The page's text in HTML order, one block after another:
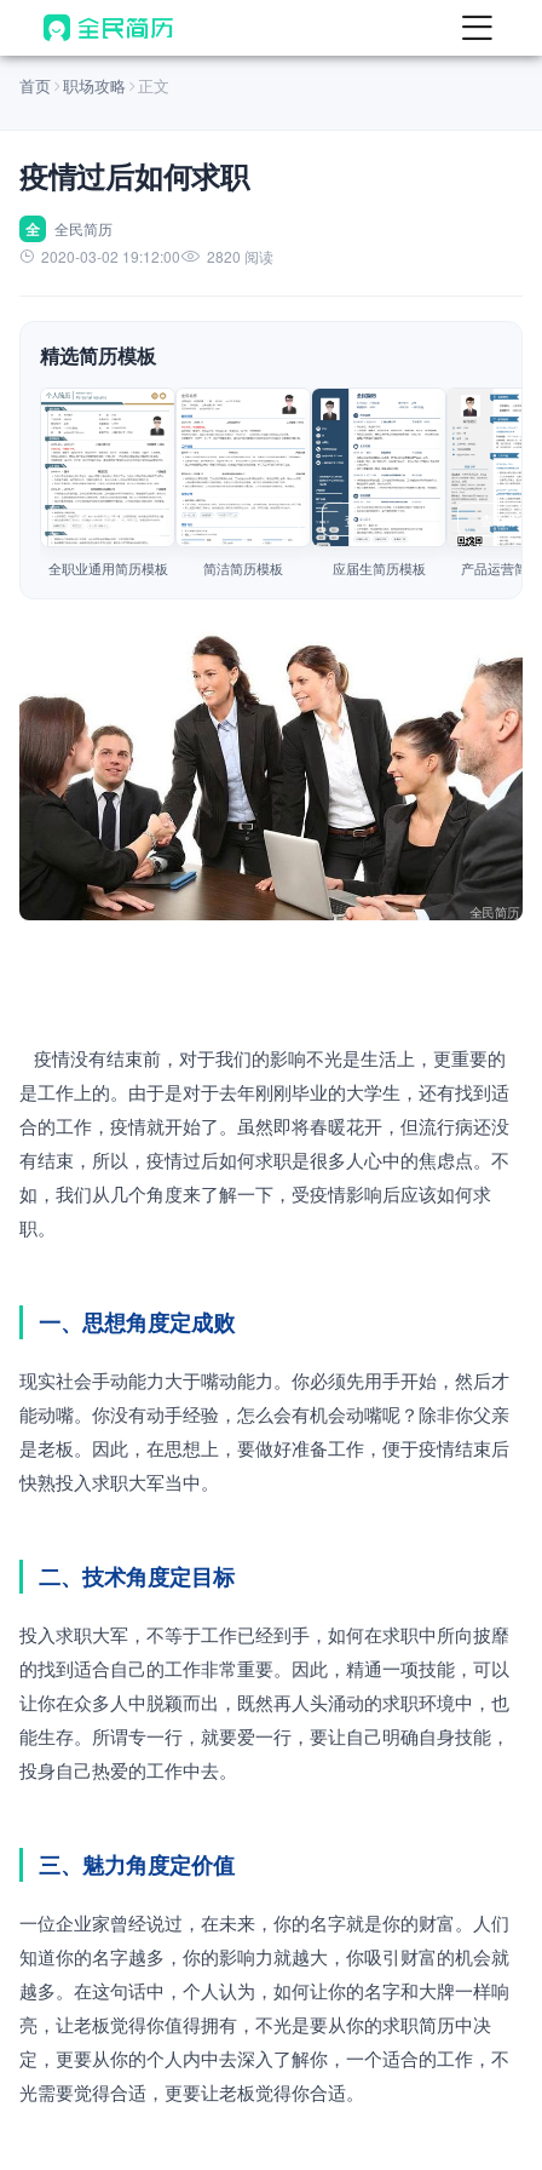
首页
AI 生成简历
AI 优化简历
AI 翻译简历
AI 模拟面试
面试自我介绍
AI 职场工具 New
简历模板
简历教程
首页 职场攻略 正文
疫情过后如何求职
全
全民简历
2020-03-02 19:12:00
2820 阅读
精选简历模板
查看模板
全职业通用简历模板
查看模板
简洁简历模板
查看模板
应届生简历模板
查看模板
产品运营简
是工作上的。由于是对于去年刚刚毕业的大学生，还有找到适
合的工作，疫情就开始了。虽然即将春暖花开，但流行病还没
有结束，所以，疫情过后如何求职是很多人心中的焦虑点。不
如，我们从几个角度来了解一下，受疫情影响后应该如何求
职。
一、思想角度定成败
现实社会手动能力大于嘴动能力。你必须先用手开始，然后才
能动嘴。你没有动手经验，怎么会有机会动嘴呢？除非你父亲
是老板。因此，在思想上，要做好准备工作，便于疫情结束后
快熟投入求职大军当中。
二、技术角度定目标
投入求职大军，不等于工作已经到手，如何在求职中所向披靡
的找到适合自己的工作非常重要。因此，精通一项技能，可以
让你在众多人中脱颖而出，既然再人头涌动的求职环境中，也
能生存。所谓专一行，就要爱一行，要让自己明确自身技能，
投身自己热爱的工作中去。
三、魅力角度定价值
一位企业家曾经说过，在未来，你的名字就是你的财富。人们
知道你的名字越多，你的影响力就越大，你吸引财富的机会就
越多。在这句话中，个人认为，如何让你的名字和大牌一样响
亮，让老板觉得你值得拥有，不光是要从你的求职简历中决
定，更要从你的个人内中去深入了解你，一个适合的工作，不
光需要觉得合适，更要让老板觉得你合适。